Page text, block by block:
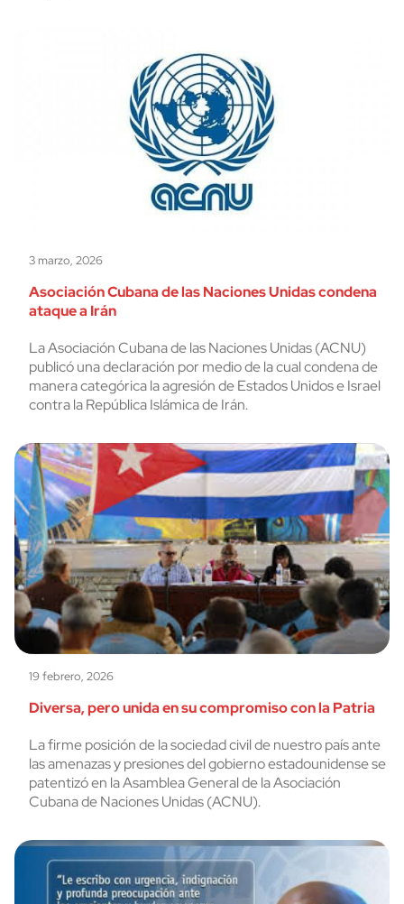
3 marzo, 2026
Asociación Cubana de las Naciones Unidas condena
ataque a Irán
La Asociación Cubana de las Naciones Unidas (ACNU)
publicó una declaración por medio de la cual condena de
manera categórica la agresión de Estados Unidos e Israel
contra la República Islámica de Irán.
19 febrero, 2026
Diversa, pero unida en su compromiso con la Patria
La firme posición de la sociedad civil de nuestro país ante
las amenazas y presiones del gobierno estadounidense se
patentizó en la Asamblea General de la Asociación
Cubana de Naciones Unidas (ACNU).